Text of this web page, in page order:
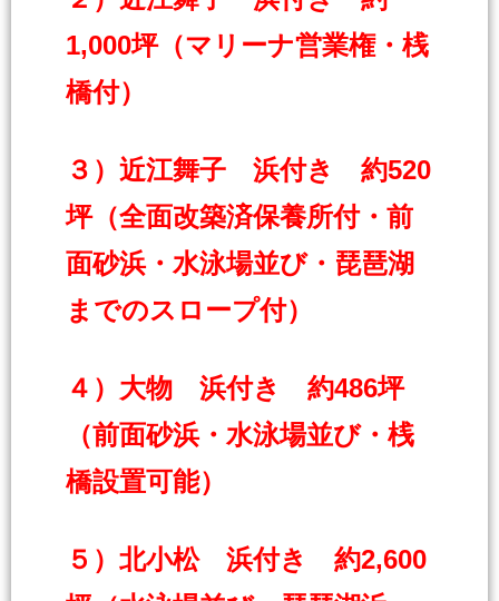
1,000坪（マリーナ営業権・桟
橋付）
３）近江舞子 浜付き 約520
坪（全面改築済保養所付・前
面砂浜・水泳場並び・琵琶湖
までのスロープ付）
４）大物 浜付き 約486坪
（前面砂浜・水泳場並び・桟
橋設置可能）
５）北小松 浜付き 約2,600